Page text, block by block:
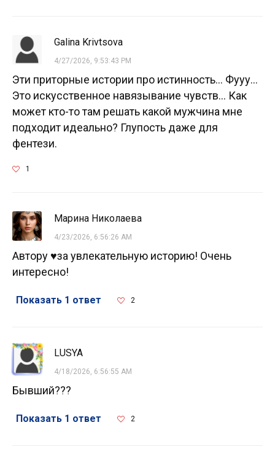
Galina Krivtsova
4/27/2026, 9:53:43 PM
Эти приторные истории про истинность... Фууу...
Это искусственное навязывание чувств... Как
может кто-то там решать какой мужчина мне
подходит идеально? Глупость даже для
фентези.
1
Марина Николаева
4/23/2026, 6:56:26 AM
Автору ♥️за увлекательную историю! Очень
интересно!
Показать 1 ответ 2
LUSYA
4/18/2026, 6:56:55 AM
Бывший???
Показать 1 ответ 2